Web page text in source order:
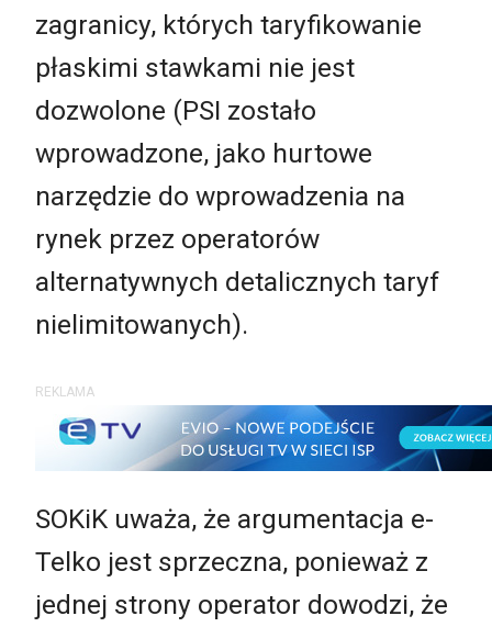
zagranicy, których taryfikowanie
płaskimi stawkami nie jest
dozwolone (PSI zostało
wprowadzone, jako hurtowe
narzędzie do wprowadzenia na
rynek przez operatorów
alternatywnych detalicznych taryf
nielimitowanych).
REKLAMA
SOKiK uważa, że argumentacja e-
Telko jest sprzeczna, ponieważ z
jednej strony operator dowodzi, że